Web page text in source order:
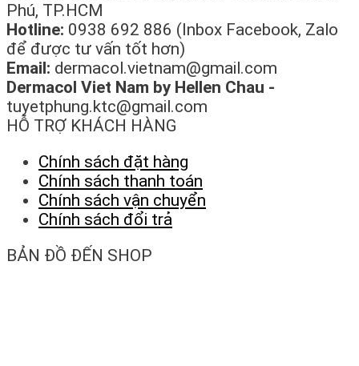
Phú, TP.HCM
Hotline: 0938 692 886 (Inbox Facebook, Zalo
để được tư vấn tốt hơn)
Email: dermacol.vietnam@gmail.com
Dermacol Viet Nam by Hellen Chau -
tuyetphung.ktc@gmail.com
HỖ TRỢ KHÁCH HÀNG
Chính sách đặt hàng
Chính sách thanh toán
Chính sách vận chuyển
Chính sách đổi trả
BẢN ĐỒ ĐẾN SHOP